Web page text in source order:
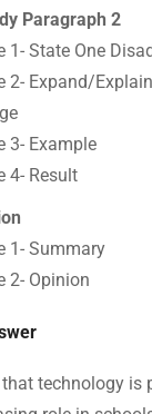
Paragraph 2
1- State One
2- Expand/Explain
3- Example
4- Result
1- Summary
2- Opinion
that technology is